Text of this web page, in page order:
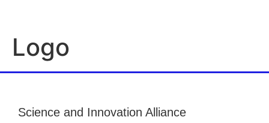
Logo
Science and Innovation Alliance